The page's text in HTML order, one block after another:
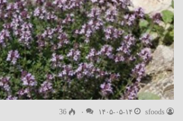
sfoods ۱۴۰۵-۰۵-۱۴ ۰ 36